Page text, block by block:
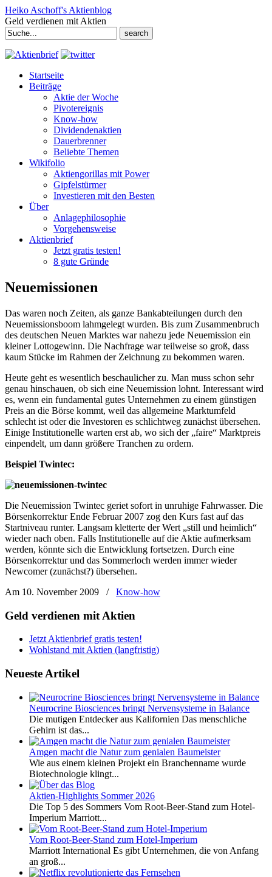
Heiko Aschoff's Aktienblog
Geld verdienen mit Aktien
Search
for:
Startseite
Beiträge
Aktie der Woche
Pivotereignis
Know-how
Dividendenaktien
Dauerbrenner
Beliebte Themen
Wikifolio
Aktiengorillas mit Power
Gipfelstürmer
Investieren mit den Besten
Über
Anlagephilosophie
Vorgehensweise
Aktienbrief
Jetzt gratis testen!
8 gute Gründe
Neuemissionen
Das waren noch Zeiten, als ganze Bankabteilungen durch den
Neuemissionsboom lahmgelegt wurden. Bis zum Zusammenbruch
des deutschen Neuen Marktes war nahezu jede Neuemission ein
kleiner Lottogewinn. Die Nachfrage war teilweise so groß, dass
kaum Stücke im Rahmen der Zeichnung zu bekommen waren.
Heute geht es wesentlich beschaulicher zu. Man muss schon sehr
genau hinschauen, ob sich eine Neuemission lohnt. Interessant wird
es, wenn ein fundamental gutes Unternehmen zu einem günstigen
Preis an die Börse kommt, weil das allgemeine Marktumfeld
schlecht ist oder die Investoren es schlichtweg zunächst übersehen.
Einige Institutionelle warten erst ab, wo sich der „faire“ Marktpreis
einpendelt, um dann größere Tranchen zu ordern.
Beispiel Twintec:
Die Neuemission Twintec geriet sofort in unruhige Fahrwasser. Die
Börsenkorrektur Ende Februar 2007 zog den Kurs fast auf das
Startniveau runter. Langsam kletterte der Wert „still und heimlich“
wieder nach oben. Falls Institutionelle auf die Aktie aufmerksam
werden, könnte sich die Entwicklung fortsetzen. Durch eine
Börsenkorrektur und das Sommerloch werden immer wieder
Newcomer (zunächst?) übersehen.
Am 10. November 2009
/ Know-how
Geld verdienen mit Aktien
Jetzt Aktienbrief gratis testen!
Wohlstand mit Aktien (langfristig)
Neueste Artikel
Neurocrine Biosciences bringt Nervensysteme in Balance
Die mutigen Entdecker aus Kalifornien Das menschliche
Gehirn ist das...
Amgen macht die Natur zum genialen Baumeister
Wie aus einem kleinen Projekt ein Branchenname wurde
Biotechnologie klingt...
Aktien-Highlights Sommer 2026
Die Top 5 des Sommers Vom Root-Beer-Stand zum Hotel-
Imperium Marriott...
Vom Root-Beer-Stand zum Hotel-Imperium
Marriott International Es gibt Unternehmen, die von Anfang
an groß...